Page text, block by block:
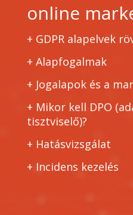
online
+ GDPR alapelvek
+ Alapfogalmak
+ Jogalapok és a
+ Mikor kell DPO
tisztviselő)?
+ Hatásvizsgálat
+ Incidens kezelés